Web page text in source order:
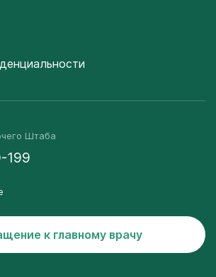
Штаба
199
к главному врачу